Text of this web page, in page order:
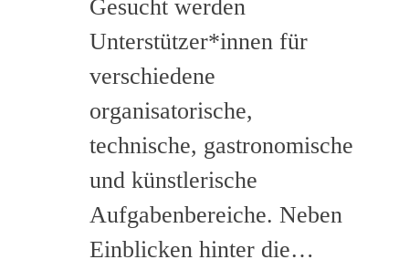
Gesucht werden
Unterstützer*innen für
verschiedene
organisatorische,
technische, gastronomische
und künstlerische
Aufgabenbereiche. Neben
Einblicken hinter die…